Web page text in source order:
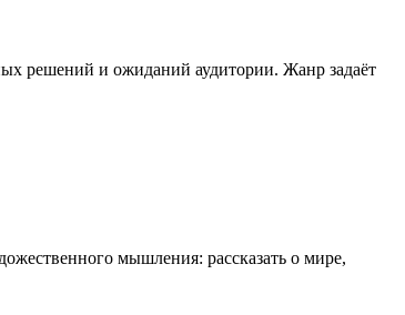
решений и ожиданий аудитории. Жанр задаёт
мышления: рассказать о мире,